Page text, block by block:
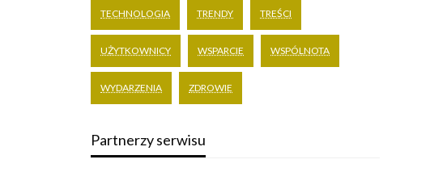
TECHNOLOGIA TRENDY TREŚCI
UŻYTKOWNICY WSPARCIE WSPÓLNOTA
WYDARZENIA ZDROWIE
Partnerzy serwisu